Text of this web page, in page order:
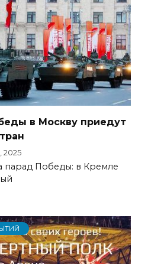
в Москву приедут
2025
парад Победы: в Кремле